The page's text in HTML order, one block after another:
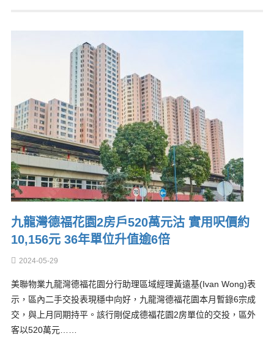
九龍灣德福花園2房戶520萬元沽 實用呎價約
10,156元 36年單位升值逾6倍
2024-05-29
美聯物業九龍灣德福花園分行助理區域經理黃遠基(Ivan Wong)表
示，區內二手交投表現穩中向好，九龍灣德福花園本月暫錄6宗成
交，與上月同期持平。該行剛促成德福花園2房單位的交投，區外
客以520萬元……